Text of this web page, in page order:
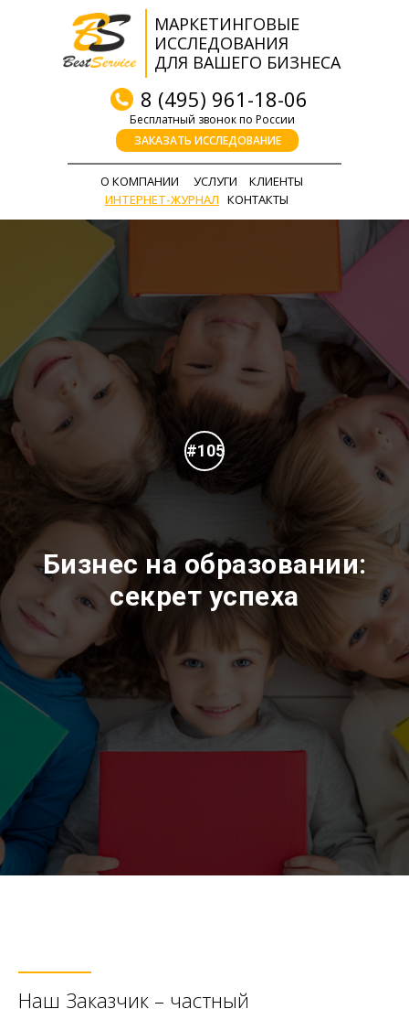
УСЛУГИ
КЛИЕНТЫ
ИНТЕРНЕТ-ЖУРНАЛ КОНТАКТЫ
ЗАКАЗАТЬ ИССЛЕДОВАНИЕ
О КОМПАНИИ
МАРКЕТИНГОВЫЕ
ИССЛЕДОВАНИЯ
ДЛЯ ВАШЕГО БИЗНЕСА
8 (495) 961-18-06
Бесплатный звонок по России
#105
Бизнес на образовании:
секрет успеха
Наш Заказчик – частный